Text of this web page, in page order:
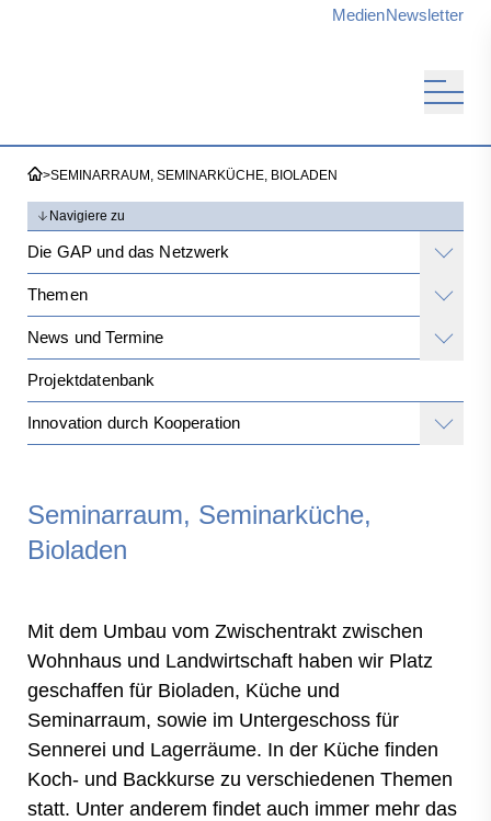
MedienNewsletter
>SEMINARRAUM, SEMINARKÜCHE, BIOLADEN
Navigiere zu
Die GAP und das Netzwerk
Themen
News und Termine
Projektdatenbank
Innovation durch Kooperation
Seminarraum, Seminarküche,
Bioladen
Mit dem Umbau vom Zwischentrakt zwischen
Wohnhaus und Landwirtschaft haben wir Platz
geschaffen für Bioladen, Küche und
Seminarraum, sowie im Untergeschoss für
Sennerei und Lagerräume. In der Küche finden
Koch- und Backkurse zu verschiedenen Themen
statt. Unter anderem findet auch immer mehr das